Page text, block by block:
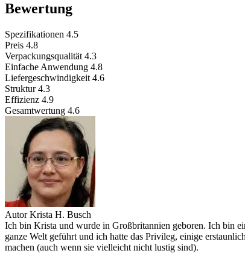
Bewertung
Spezifikationen 4.5
Preis 4.8
Verpackungsqualität 4.3
Einfache Anwendung 4.8
Liefergeschwindigkeit 4.6
Struktur 4.3
Effizienz 4.9
Gesamtwertung 4.6
Autor Krista H. Busch
Ich bin Krista und wurde in Großbritannien geboren. Ich bin
ganze Welt geführt und ich hatte das Privileg, einige
machen (auch wenn sie vielleicht nicht lustig sind).